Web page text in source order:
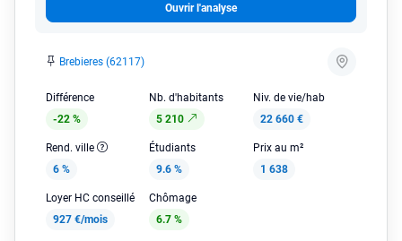
Ouvrir l'analyse
Brebieres (62117)
Différence
-22 %
Nb. d'habitants
5 210
Niv. de vie/hab
22 660 €
Rend. ville
6 %
Étudiants
9.6 %
Prix au m²
1 638
Loyer HC conseillé
927 €/mois
Chômage
6.7 %